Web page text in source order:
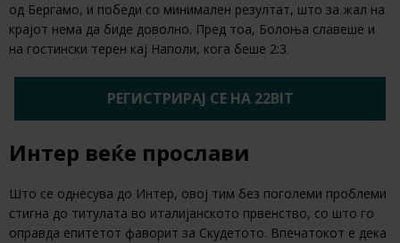
од Бергамо, и победи со минимален резултат, што за жал на
крајот нема да биде доволно. Пред тоа, Болоња славеше и
на гостински терен кај Наполи, кога беше 2:3.
РЕГИСТРИРАЈ СЕ НА 22BIT
Интер веќе прослави
Што се однесува до Интер, овој тим без поголеми проблеми
стигна до титулата во италијанското првенство, со што го
оправда епитетот фаворит за Скудетото. Впечатокот е дека